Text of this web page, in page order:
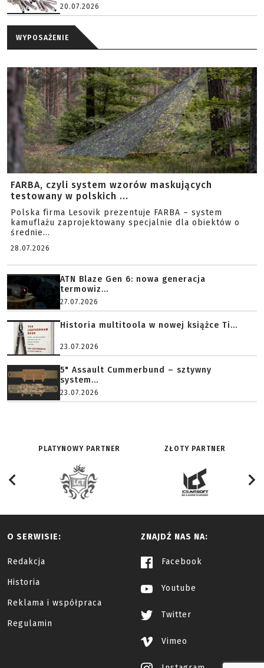
20.07.2026
WYPOSAŻENIE
FARBA, czyli system wzorów maskujących
testowany w polskich ...
Polska firma Lesovik prezentuje FARBA – system
kamuflażu zaprojektowany specjalnie dla obiektów o
średnie...
28.07.2026
ATN Blaze Gen 6: nowa generacja
termowiz...
27.07.2026
Historia multitoola w nowej książce Ti...
23.07.2026
5" Assault Cummerbund – sztywny
system...
23.07.2026
PLATYNOWY PARTNER ZŁOTY PARTNER
O SERWISIE:
Redakcja
Historia
Reklama i współpraca
Regulamin
ZNAJDŹ NAS NA:
Facebook
Youtube
Twitter
Vimeo